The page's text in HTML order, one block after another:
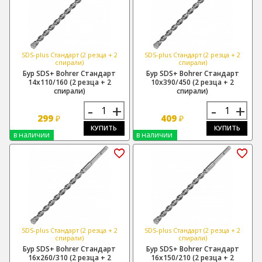
SDS-plus Стандарт (2 резца + 2
спирали)
Бур SDS+ Bohrer Стандарт
14х110/160 (2 резца + 2
спирали)
299₽ - +
КУПИТЬ
в наличии
SDS-plus Стандарт (2 резца + 2
спирали)
Бур SDS+ Bohrer Стандарт
10х390/450 (2 резца + 2
спирали)
409 ₽ - +
КУПИТЬ
в наличии
SDS-plus Стандарт (2 резца + 2
спирали)
Бур SDS+ Bohrer Стандарт
16х260/310 (2 резца + 2
SDS-plus Стандарт (2 резца + 2
спирали)
Бур SDS+ Bohrer Стандарт
16х150/210 (2 резца + 2